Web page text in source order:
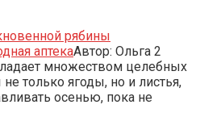
рябины
аптекаАвтор: Ольга 2
множеством целебных
только ягоды, но и листья,
осенью, пока не